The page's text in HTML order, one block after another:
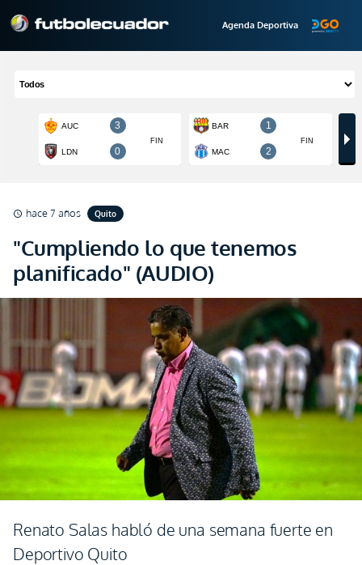
Agenda Deportiva
schedule hace 7 años Quito
"Cumpliendo lo que tenemos
planificado" (AUDIO)
Renato Salas habló de una semana fuerte en
Deportivo Quito